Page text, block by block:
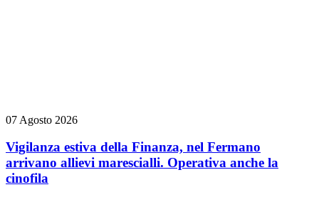
07 Agosto 2026
Vigilanza estiva della Finanza, nel Fermano
arrivano allievi marescialli. Operativa anche la
cinofila